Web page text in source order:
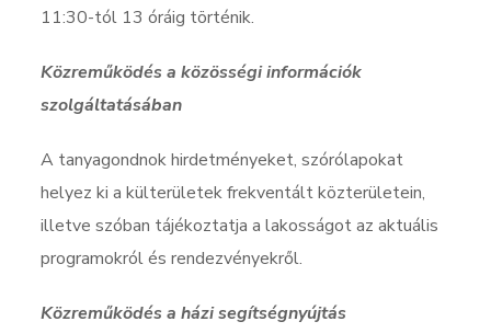
11:30-tól 13 óráig történik.
Közreműködés a közösségi információk
szolgáltatásában
A tanyagondnok hirdetményeket, szórólapokat
helyez ki a külterületek frekventált közterületein,
illetve szóban tájékoztatja a lakosságot az aktuális
programokról és rendezvényekről.
Közreműködés a házi segítségnyújtás